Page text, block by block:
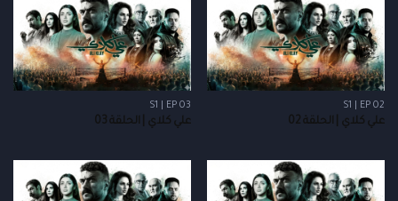
S1 | EP 02
علي كلاي | الحلقة 02
S1 | EP 03
علي كلاي | الحلقة 03